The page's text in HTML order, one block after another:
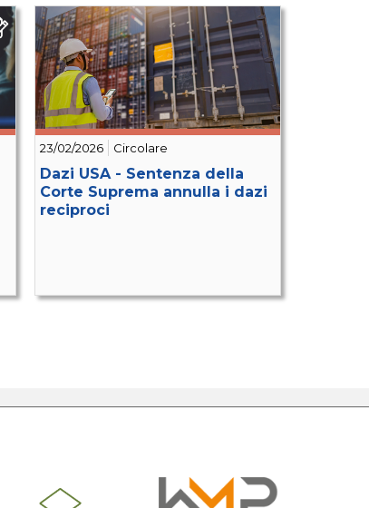
23/02/2026 Circolare
Dazi USA - Sentenza della
Corte Suprema annulla i dazi
reciproci